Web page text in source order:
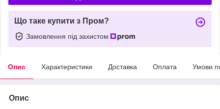
Що таке купити з Пром?
Замовлення під захистом
Опис Характеристики Доставка Оплата Умови
Опис